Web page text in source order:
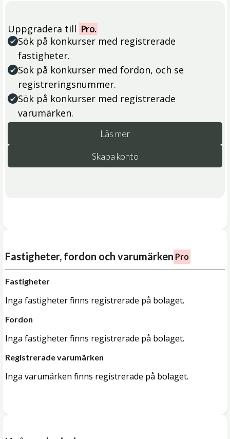
Uppgradera till Pro.
Sök på konkurser med registrerade
fastigheter.
Sök på konkurser med fordon, och se
registreringsnummer.
Sök på konkurser med registrerade
varumärken.
Läs mer
Skapa konto
Fastigheter, fordon och varumärken Pro
Fastigheter
Inga fastigheter finns registrerade på bolaget.
Fordon
Inga fastigheter finns registrerade på bolaget.
Registrerade varumärken
Inga varumärken finns registrerade på bolaget.